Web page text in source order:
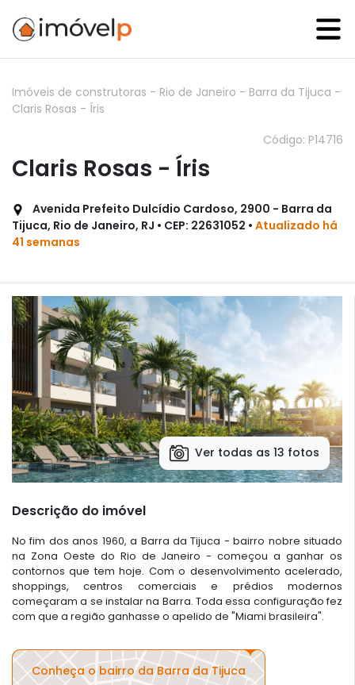
Imóveis de construtoras - Rio de Janeiro - Barra da Tijuca -
Claris Rosas - Íris
Código: P14716
Claris Rosas - Íris
Avenida Prefeito Dulcídio Cardoso, 2900 - Barra da
Tijuca, Rio de Janeiro, RJ • CEP: 22631052 • Atualizado há
41 semanas
Ver todas as 13 fotos
Descrição do imóvel
No fim dos anos 1960, a Barra da Tijuca - bairro nobre situado
na Zona Oeste do Rio de Janeiro - começou a ganhar os
contornos que tem hoje. Com o desenvolvimento acelerado,
shoppings, centros comerciais e prédios modernos
começaram a se instalar na Barra. Toda essa configuração fez
com que a região ganhasse o apelido de "Miami brasileira".
Conheça o bairro da Barra da Tijuca